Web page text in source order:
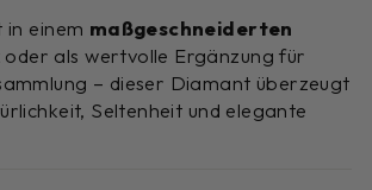
in einem maßgeschneiderten
oder als wertvolle Ergänzung für
– dieser Diamant überzeugt
Seltenheit und elegante